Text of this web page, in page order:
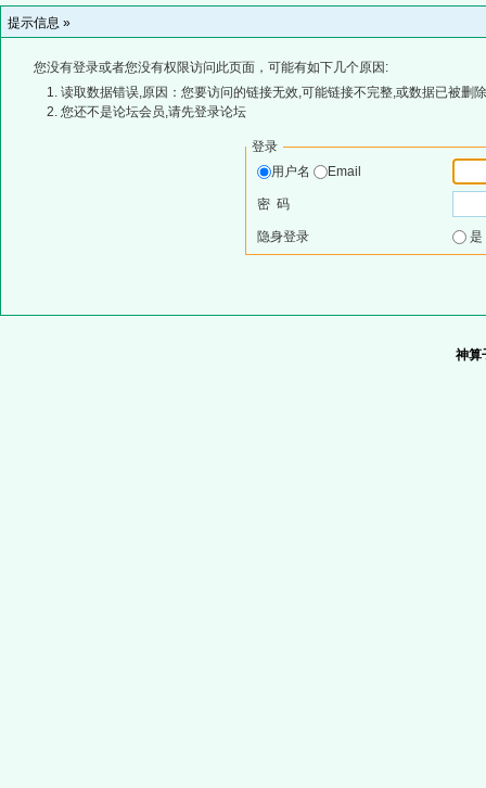
提示信息 »
您没有登录或者您没有权限访问此页面，可能有如下几个原因:
读取数据错误,原因：您要访问的链接无效,可能链接不完整,或数据已被删
您还不是论坛会员,请先登录论坛
登录
用户名
Email
密 码
隐身登录
神算